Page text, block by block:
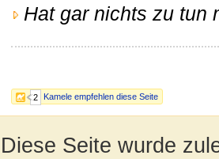
2 Kamele empfehlen diese Seite
Hat gar nichts zu tun
Diese Seite wurde